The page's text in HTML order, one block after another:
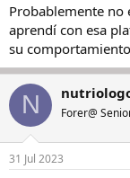
Probablemente no
aprendí con esa
su
N Forer@
31 Jul 2023